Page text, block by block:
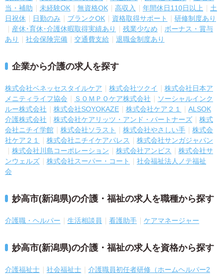
当・補助
未経験OK 無資格OK 高収入 年間休日110日以上
土
日祝休
日勤のみ ブランクOK 資格取得サポート
研修制度あり
産休･育休･介護休暇取得実績あり
残業少なめ
ボーナス・賞与
あり
社会保険完備 交通費支給 退職金制度あり
企業から介護の求人を探す
株式会社ベネッセスタイルケア 株式会社ツクイ
株式会社日本ア
メニティライフ協会
ＳＯＭＰＯケア株式会社
ソーシャルインク
ルー株式会社
株式会社SOYOKAZE 株式会社ケア２１
ALSOK
介護株式会社
株式会社ケアリッツ・アンド・パートナーズ
株式
会社ニチイ学館
株式会社ソラスト 株式会社やさしい手
株式会
社ケア２１
株式会社ニチイケアパレス
株式会社サンガジャパン
株式会社川島コーポレーション
株式会社アンビス
株式会社サ
ンウェルズ
株式会社スーパー・コート
社会福祉法人ノテ福祉
会
妙高市(新潟県)の介護・福祉の求人を職種から探す
介護職・ヘルパー 生活相談員 看護助手 ケアマネージャー
妙高市(新潟県)の介護・福祉の求人を資格から探す
介護福祉士 社会福祉士
介護職員初任者研修（ホームヘルパー2